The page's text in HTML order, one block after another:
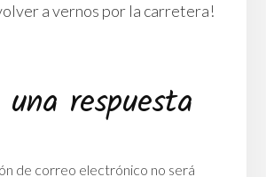
a vernos por la carretera!
una respuesta
de correo electrónico no será